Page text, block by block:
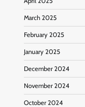
March 2025
February 2025
January 2025
December 2024
November 2024
October 2024